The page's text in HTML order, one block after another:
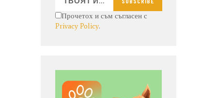
Прочетох и съм съгласен с
Privacy Policy.